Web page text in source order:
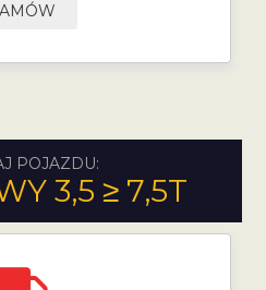
POJAZDU:
3,5 ≥ 7,5T